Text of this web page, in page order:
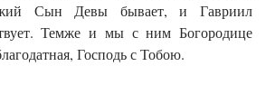
Сын Девы бывает, и Гавриил
Темже и мы с ним Богородице
Господь с Тобою.